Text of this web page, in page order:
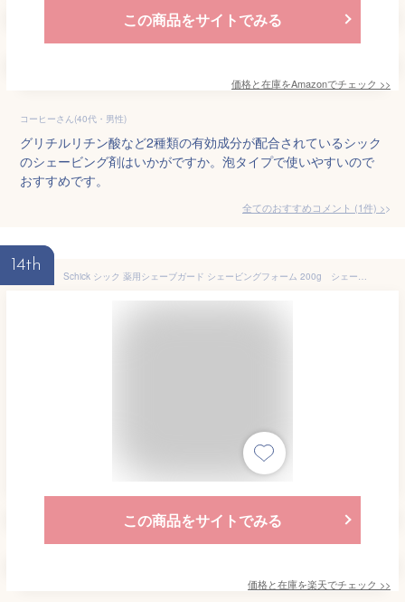
この商品をサイトでみる
価格と在庫をAmazonでチェック >>
コーヒーさん(40代・男性)
グリチルリチン酸など2種類の有効成分が配合されているシック
のシェービング剤はいかがですか。泡タイプで使いやすいので
おすすめです。
全てのおすすめコメント (1件) >
14th
Schick シック 薬用シェーブガード シェービングフォーム 200g シェービング剤 ムース 敏感肌
この商品をサイトでみる
価格と在庫を楽天でチェック >>